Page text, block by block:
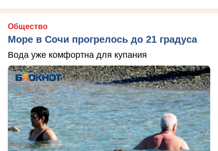
Общество
Море в Сочи прогрелось до 21 градуса
Вода уже комфортна для купания